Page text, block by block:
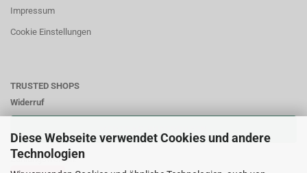
Diese Webseite verwendet Cookies und andere
Technologien
Impressum
Cookie Einstellungen
TRUSTED SHOPS
Widerruf
Zahlungsweisen: